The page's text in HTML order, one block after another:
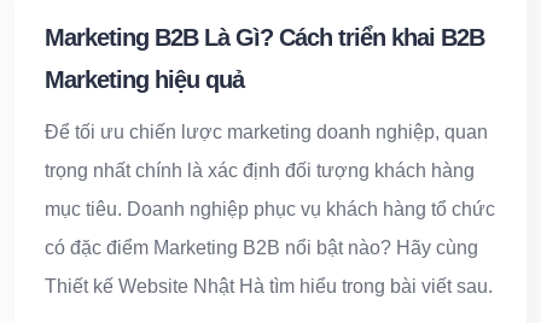
Marketing B2B Là Gì? Cách triển khai B2B
Marketing hiệu quả
Để tối ưu chiến lược marketing doanh nghiệp, quan
trọng nhất chính là xác định đối tượng khách hàng
mục tiêu. Doanh nghiệp phục vụ khách hàng tổ chức
có đặc điểm Marketing B2B nổi bật nào? Hãy cùng
Thiết kế Website Nhật Hà tìm hiểu trong bài viết sau.